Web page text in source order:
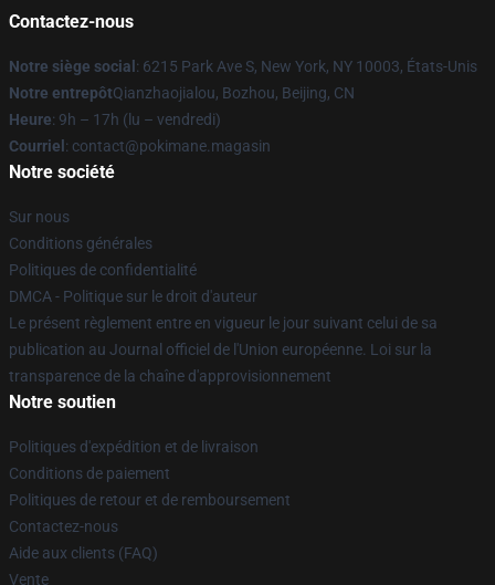
Contactez-nous
Notre siège social : 6215 Park Ave S, New York, NY 10003, États-Unis
Notre entrepôtQianzhaojialou, Bozhou, Beijing, CN
Heure: 9h – 17h (lu – vendredi)
Courriel : contact@pokimane.magasin
Notre société
Sur nous
Conditions générales
Politiques de confidentialité
DMCA - Politique sur le droit d'auteur
Le présent règlement entre en vigueur le jour suivant celui de sa
publication au Journal officiel de l'Union européenne. Loi sur la
transparence de la chaîne d'approvisionnement
Notre soutien
Politiques d'expédition et de livraison
Conditions de paiement
Politiques de retour et de remboursement
Contactez-nous
Aide aux clients (FAQ)
Vente